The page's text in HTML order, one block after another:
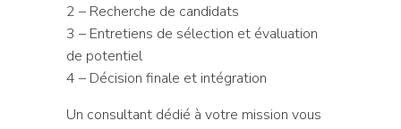
2 – Recherche de candidats
3 – Entretiens de sélection et évaluation
de potentiel
4 – Décision finale et intégration
Un consultant dédié à votre mission vous